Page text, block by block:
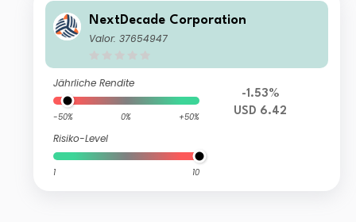
NextDecade Corporation
Valor: 37654947
Jährliche Rendite
-50% 0% +50%
Risiko-Level
1 10
-1.53%
USD 6.42